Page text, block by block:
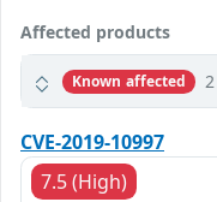
Affected products
Known affected
CVE-2019-10997
7.5 (High)